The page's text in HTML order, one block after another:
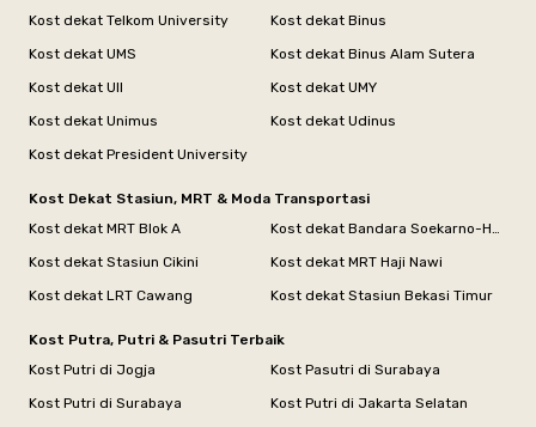
Kost dekat Telkom University
Kost dekat Binus
Kost dekat UMS
Kost dekat Binus Alam Sutera
Kost dekat UII
Kost dekat UMY
Kost dekat Unimus
Kost dekat Udinus
Kost dekat President University
Kost Dekat Stasiun, MRT & Moda Transportasi
Kost dekat MRT Blok A
Kost dekat Bandara Soekarno-Hatta
Kost dekat Stasiun Cikini
Kost dekat MRT Haji Nawi
Kost dekat LRT Cawang
Kost dekat Stasiun Bekasi Timur
Kost Putra, Putri & Pasutri Terbaik
Kost Putri di Jogja
Kost Pasutri di Surabaya
Kost Putri di Surabaya
Kost Putri di Jakarta Selatan